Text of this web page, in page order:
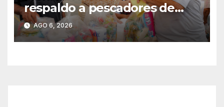
respaldo a pescadores de
Tampico durante temporada
de veda
AGO 6, 2026